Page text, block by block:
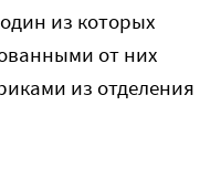
из которых
от них
из отделения